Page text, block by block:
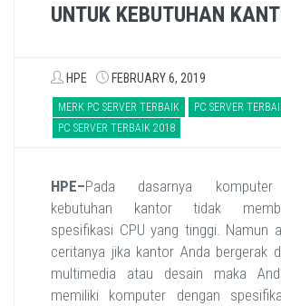
UNTUK KEBUTUHAN
HPE FEBRUARY 6, 2019
MERK PC SERVER TERBAIK
PC SERVER
PC SERVER TERBAIK 2018
HPE–Pada dasarnya
kebutuhan kantor tidak
spesifikasi CPU yang tinggi. Namun
ceritanya jika kantor Anda bergerak
multimedia atau desain maka
memiliki komputer dengan